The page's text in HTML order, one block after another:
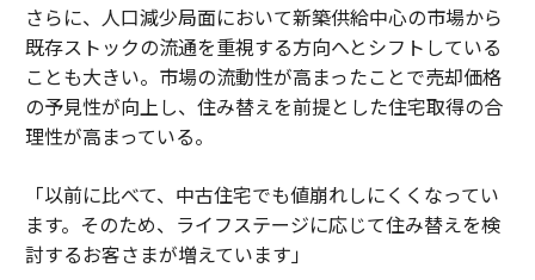
さらに、人口減少局面において新築供給中心の市場から
既存ストックの流通を重視する方向へとシフトしている
ことも大きい。市場の流動性が高まったことで売却価格
の予見性が向上し、住み替えを前提とした住宅取得の合
理性が高まっている。
「以前に比べて、中古住宅でも値崩れしにくくなってい
ます。そのため、ライフステージに応じて住み替えを検
討するお客さまが増えています」